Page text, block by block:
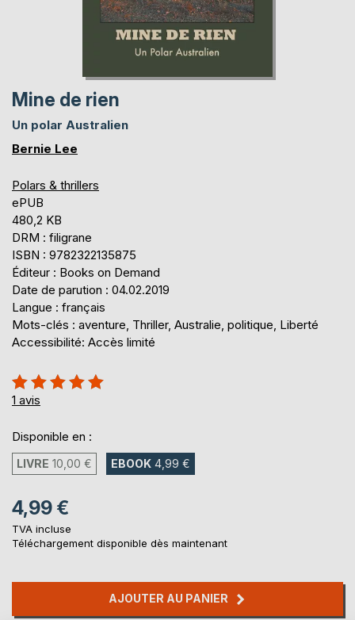
Mine de rien
Un polar Australien
Bernie Lee
Polars & thrillers
ePUB
480,2 KB
DRM : filigrane
ISBN : 9782322135875
Éditeur : Books on Demand
Date de parution : 04.02.2019
Langue : français
Mots-clés : aventure, Thriller, Australie, politique, Liberté
Accessibilité: Accès limité
Évaluation:
100%
1 avis
Disponible en :
LIVRE 10,00 € EBOOK 4,99 €
4,99 €
TVA incluse
Téléchargement disponible dès maintenant
AJOUTER AU PANIER